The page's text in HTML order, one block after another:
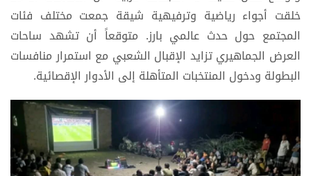
خلقت أجواء رياضية وترفيهية شيقة جمعت مختلف فئات
المجتمع حول حدث عالمي بارز. متوقعاً أن تشهد ساحات
العرض الجماهيري تزايد الإقبال الشعبي مع استمرار منافسات
البطولة ودخول المنتخبات المتأهلة إلى الأدوار الإقصائية.